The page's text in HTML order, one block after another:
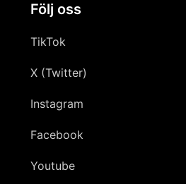
Följ oss
TikTok
X (Twitter)
Instagram
Facebook
Youtube